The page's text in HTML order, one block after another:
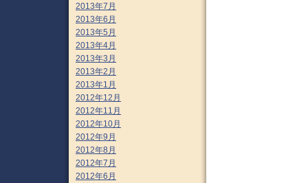
2013年7月
2013年6月
2013年5月
2013年4月
2013年3月
2013年2月
2013年1月
2012年12月
2012年11月
2012年10月
2012年9月
2012年8月
2012年7月
2012年6月